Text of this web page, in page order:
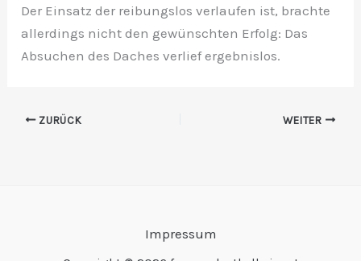
Der Einsatz der reibungslos verlaufen ist, brachte
allerdings nicht den gewünschten Erfolg: Das
Absuchen des Daches verlief ergebnislos.
ZURÜCK WEITER
Impressum